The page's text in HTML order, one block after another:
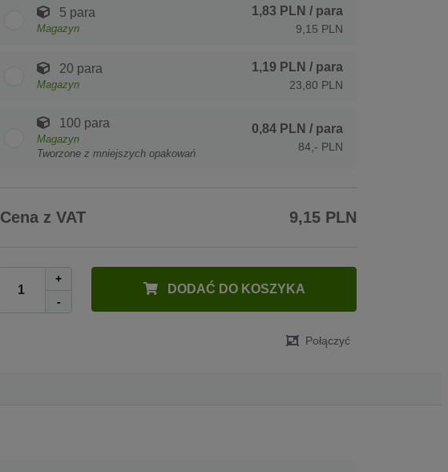
5 para
Magazyn
1,83 PLN / para
9,15 PLN
20 para
Magazyn
1,19 PLN / para
23,80 PLN
100 para
Magazyn
Tworzone z mniejszych opakowań
0,84 PLN / para
84,- PLN
Cena z VAT 9,15 PLN
+
-
DODAĆ DO KOSZYKA
Połączyć